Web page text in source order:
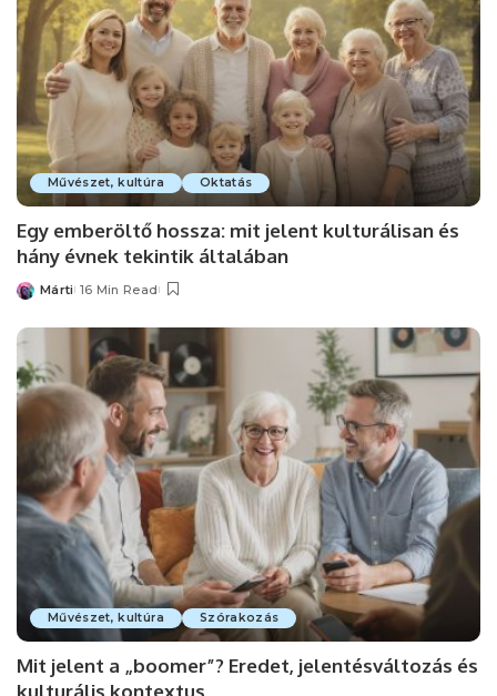
Művészet, kultúra Oktatás
Egy emberöltő hossza: mit jelent kulturálisan és
hány évnek tekintik általában
Posted
Márti 16 Min Read
Művészet, kultúra Szórakozás
Mit jelent a „boomer”? Eredet, jelentésváltozás és
kulturális kontextus